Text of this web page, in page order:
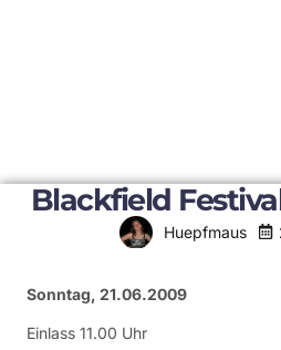
Blackfield
Huepfmaus
Sonntag, 21.06.2009
Einlass 11.00 Uhr